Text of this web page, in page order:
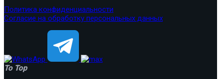
Политика конфиденциальности
Согласие на обработку персональных данных
To Top